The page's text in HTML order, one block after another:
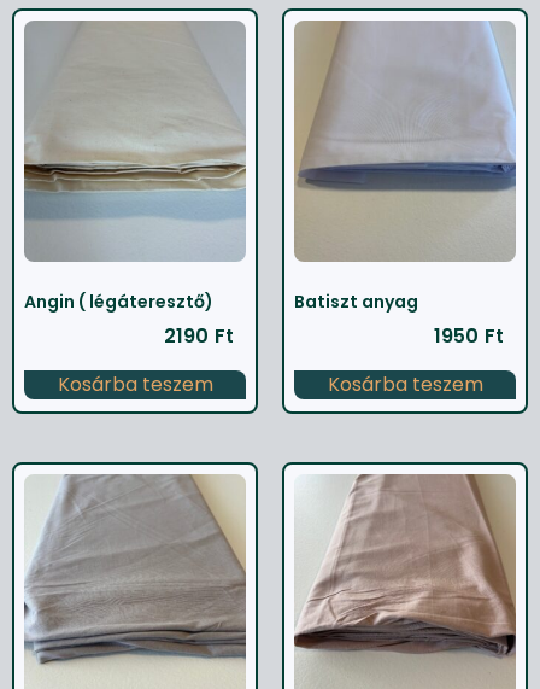
Angin ( légáteresztő)
2190 Ft
Kosárba teszem
Batiszt anyag
1950 Ft
Kosárba teszem